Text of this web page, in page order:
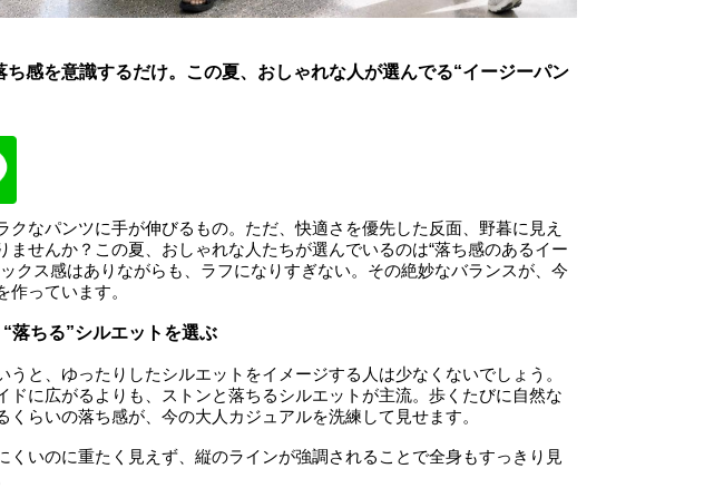
ち感を意識するだけ。この夏、おしゃれな人が選んでる“イージーパン
クなパンツに手が伸びるもの。ただ、快適さを優先した反面、野暮に見え
ませんか？この夏、おしゃれな人たちが選んでいるのは“落ち感のあるイー
クス感はありながらも、ラフになりすぎない。その絶妙なバランスが、今
作っています。
落ちる”シルエットを選ぶ
うと、ゆったりしたシルエットをイメージする人は少なくないでしょう。
ドに広がるよりも、ストンと落ちるシルエットが主流。歩くたびに自然な
くらいの落ち感が、今の大人カジュアルを洗練して見せます。
くいのに重たく見えず、縦のラインが強調されることで全身もすっきり見